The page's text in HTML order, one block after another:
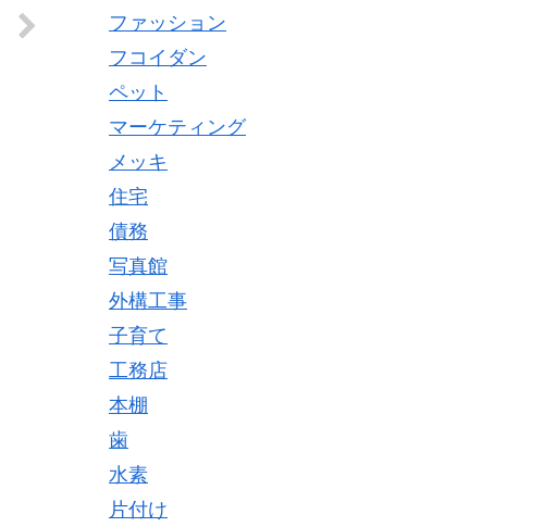
ファッション
フコイダン
ペット
マーケティング
メッキ
住宅
債務
写真館
外構工事
子育て
工務店
本棚
歯
水素
片付け